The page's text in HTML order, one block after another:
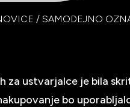
/ SAMODEJNO
za ustvarjalce je bila
bo